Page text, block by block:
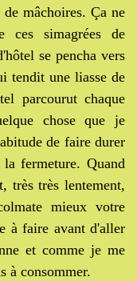
mâchoires. Ça ne
ces simagrées de
se pencha vers
tendit une liasse de
parcourut chaque
chose que je
de faire durer
fermeture. Quand
très très lentement,
mieux votre
à faire avant d'aller
et comme je me
à consommer.